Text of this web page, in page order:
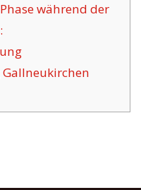
während der